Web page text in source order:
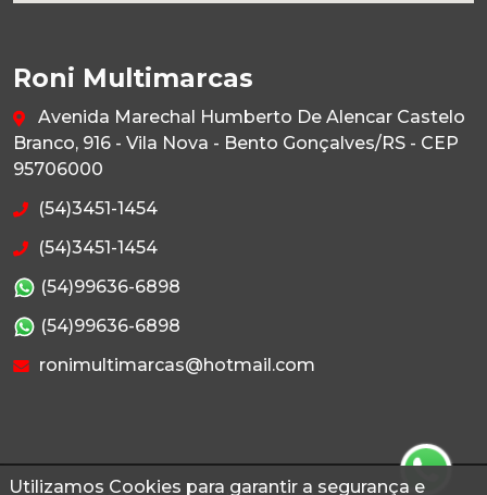
Utilizamos Cookies para garantir a segurança e
Roni Multimarcas
Avenida Marechal Humberto De Alencar Castelo
Branco, 916 - Vila Nova - Bento Gonçalves/RS - CEP
95706000
(54)3451-1454
(54)3451-1454
(54)99636-6898
(54)99636-6898
ronimultimarcas@hotmail.com